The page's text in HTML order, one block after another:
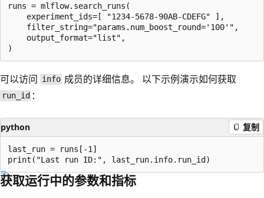
runs = mlflow.search_runs(
    experiment_ids=[ "1234-5678-90AB-CDEFG" ],
    filter_string="params.num_boost_round='100'",
    output_format="list",
可以访问 info 成员的详细信息。 以下示例演示如何获取
run_id ：
python 复制
last_run = runs[-1]
获取运行中的参数和指标